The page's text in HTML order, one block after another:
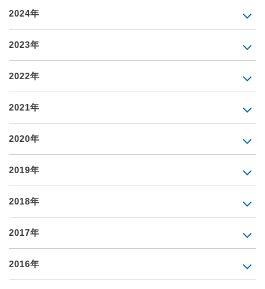
2024年
2023年
2022年
2021年
2020年
2019年
2018年
2017年
2016年